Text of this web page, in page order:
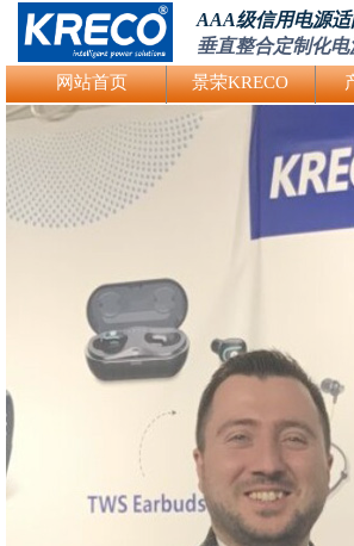
Logo Picture
AAA级信用电源
垂直整合定制化电
网站首页 景荣KRECO